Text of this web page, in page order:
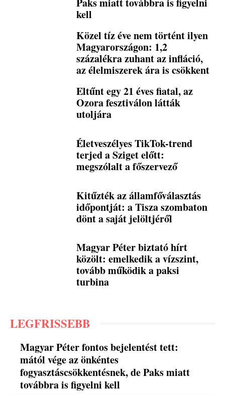
Paks miatt továbbra is figyelni
kell
Közel tíz éve nem történt ilyen
Magyarországon: 1,2
százalékra zuhant az infláció,
az élelmiszerek ára is csökkent
Eltűnt egy 21 éves fiatal, az
Ozora fesztiválon látták
utoljára
Életveszélyes TikTok-trend
terjed a Sziget előtt:
megszólalt a főszervező
Kitűzték az államfőválasztás
időpontját: a Tisza szombaton
dönt a saját jelöltjéről
Magyar Péter biztató hírt
közölt: emelkedik a vízszint,
tovább működik a paksi
turbina
LEGFRISSEBB
Magyar Péter fontos bejelentést tett:
mától vége az önkéntes
fogyasztáscsökkentésnek, de Paks miatt
továbbra is figyelni kell